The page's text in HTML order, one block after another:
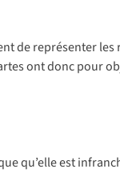
de représenter
ont donc pour
qu’elle est